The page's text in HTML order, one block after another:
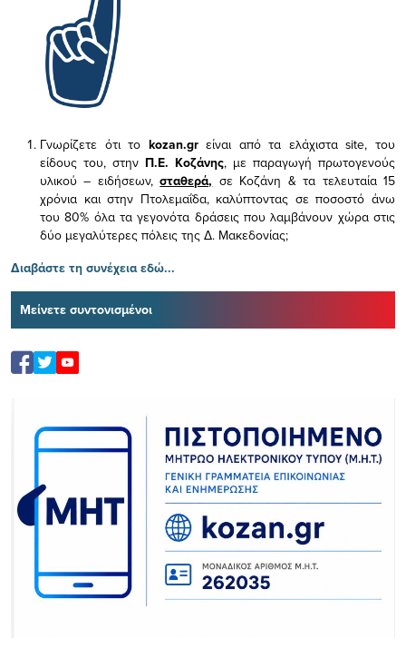
Γνωρίζετε ότι το kozan.gr είναι από τα ελάχισταsite, του
είδους του, στην Π.Ε. Κοζάνης, με παραγωγή πρωτογενούς
υλικού – ειδήσεων,σταθερά, σε Κοζάνη & τα τελευταία 15
χρόνια και στην Πτολεμαΐδα, καλύπτοντας σε ποσοστό άνω
του 80% όλα τα γεγονότα δράσεις που λαμβάνουν χώρα στις
δύο μεγαλύτερες πόλεις της Δ. Μακεδονίας;
Διαβάστε τη συνέχεια εδώ...
Μείνετε συντονισμένοι